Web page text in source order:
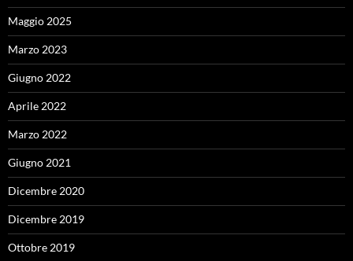
Maggio 2025
Marzo 2023
Giugno 2022
Aprile 2022
Marzo 2022
Giugno 2021
Dicembre 2020
Dicembre 2019
Ottobre 2019